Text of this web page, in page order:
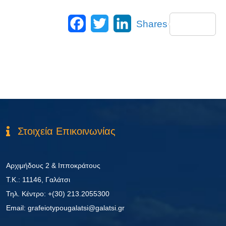
Facebook
Twitter LinkedIn
Shares
Στοιχεία Επικοινωνίας
Αρχιμήδους 2 & Ιπποκράτους
Τ.Κ.: 11146, Γαλάτσι
Τηλ. Κέντρο: +(30) 213.2055300
Εmail: grafeiotypougalatsi@galatsi.gr